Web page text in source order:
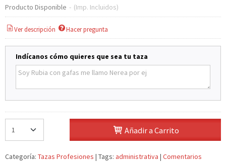
Producto Disponible - (Imp. Incluidos)
Ver descripción Hacer pregunta
Indícanos cómo quieres que sea tu taza
Añadir a Carrito
Categoría: Tazas Profesiones | Tags: administrativa | Comentarios